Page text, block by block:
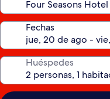
Fechas
Huéspedes